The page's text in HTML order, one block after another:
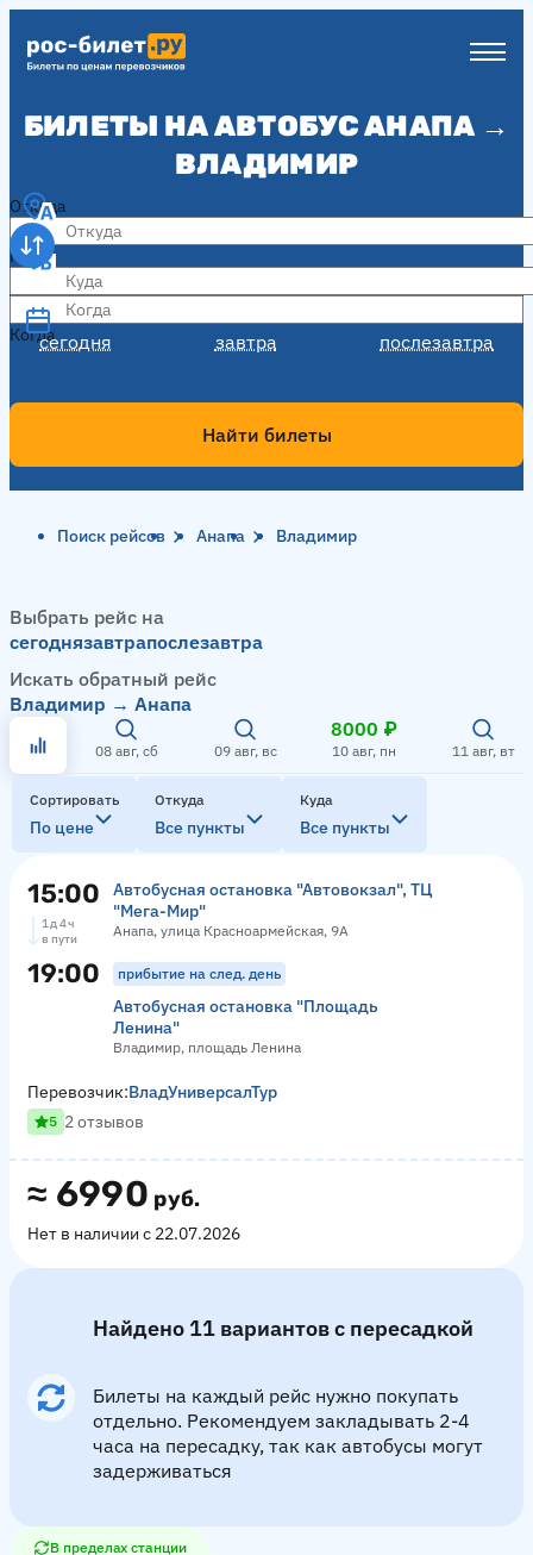
БИЛЕТЫ НА АВТОБУС АНАПА →
ВЛАДИМИР
Откуда
Куда
Когда
сегодня завтра послезавтра
Когда
Найти билеты
Поиск рейсов Анапа Владимир
Выбрать рейс на
сегоднязавтрапослезавтра
Искать обратный рейс
Владимир → Анапа
08 авг, сб 09 авг, вс
8000 ₽
10 авг, пн 11 авг, вт
Сортировать
По цене
Откуда
Все пункты
Куда
Все пункты
15:00
Автобусная остановка "Автовокзал", ТЦ
"Мега-Мир"
Анапа, улица Красноармейская, 9А
1 д 4 ч
в пути
19:00 прибытие на след. день
Автобусная остановка "Площадь
Ленина"
Владимир, площадь Ленина
≈ 6990 руб.
Нет в наличии с 22.07.2026
Перевозчик:ВладУниверсалТур
5 2 отзывов
Найдено 11 вариантов с пересадкой
Билеты на каждый рейс нужно покупать
отдельно. Рекомендуем закладывать 2-4
часа на пересадку, так как автобусы могут
задерживаться
В пределах станции